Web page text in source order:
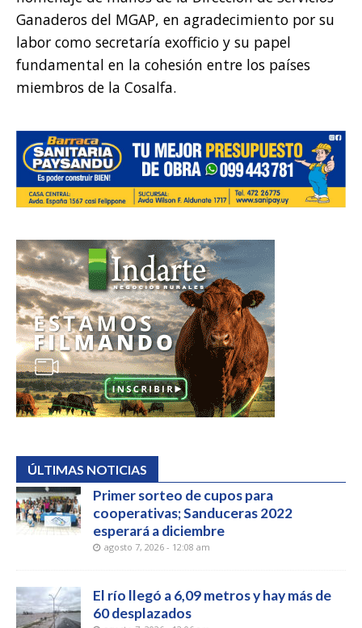
Ganaderos del MGAP, en agradecimiento por su
labor como secretaría exofficio y su papel
fundamental en la cohesión entre los países
miembros de la Cosalfa.
ÚLTIMAS NOTICIAS
Primer sorteo de cupos para
cooperativas; Sanduceras 2022
esperará a diciembre
agosto 7, 2026 - 12:08 am
El río llegó a 6,09 metros y hay más de
60 desplazados